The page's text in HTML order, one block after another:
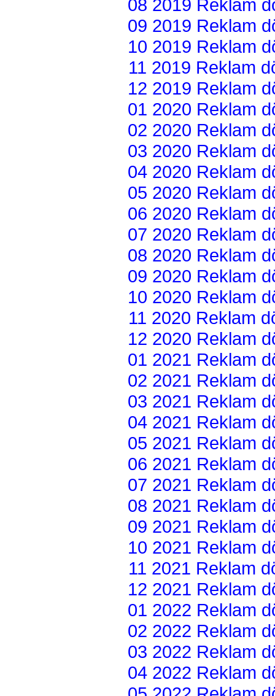
08 2019 Reklam
09 2019 Reklam
10 2019 Reklam
11 2019 Reklam
12 2019 Reklam
01 2020 Reklam
02 2020 Reklam
03 2020 Reklam
04 2020 Reklam
05 2020 Reklam
06 2020 Reklam
07 2020 Reklam
08 2020 Reklam
09 2020 Reklam
10 2020 Reklam
11 2020 Reklam
12 2020 Reklam
01 2021 Reklam
02 2021 Reklam
03 2021 Reklam
04 2021 Reklam
05 2021 Reklam
06 2021 Reklam
07 2021 Reklam
08 2021 Reklam
09 2021 Reklam
10 2021 Reklam
11 2021 Reklam
12 2021 Reklam
01 2022 Reklam
02 2022 Reklam
03 2022 Reklam
04 2022 Reklam